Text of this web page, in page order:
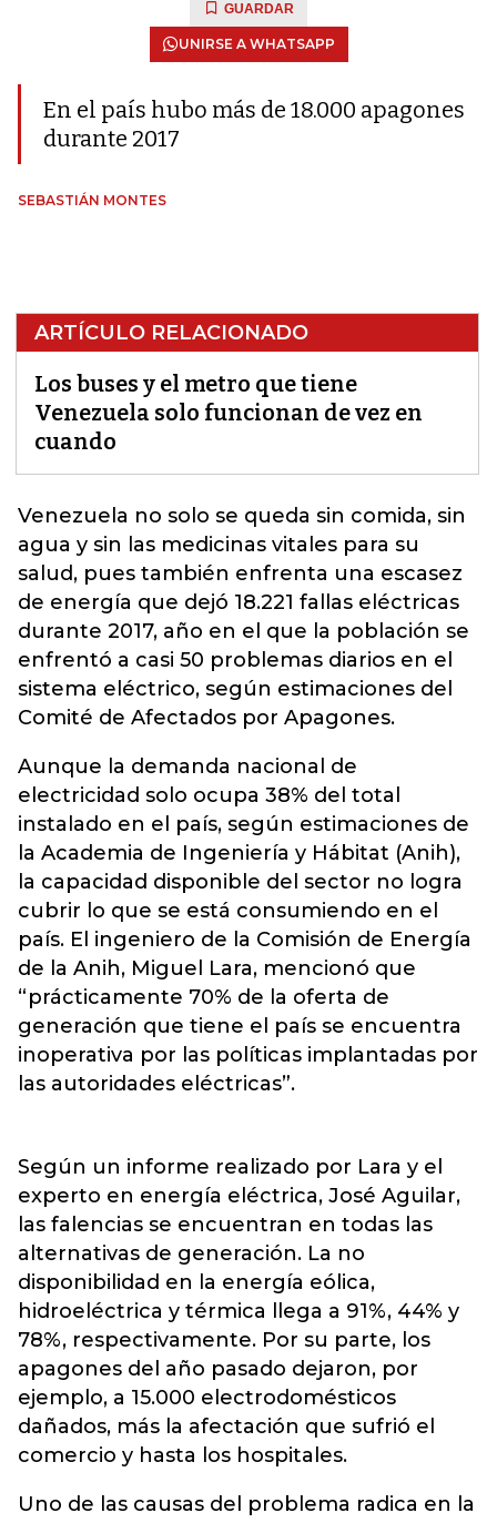
GUARDAR
UNIRSE A WHATSAPP
En el país hubo más de 18.000 apagones
durante 2017
SEBASTIÁN MONTES
ARTÍCULO RELACIONADO
Los buses y el metro que tiene
Venezuela solo funcionan de vez en
cuando
Venezuela no solo se queda sin comida, sin
agua y sin las medicinas vitales para su
salud, pues también enfrenta una escasez
de energía que dejó 18.221 fallas eléctricas
durante 2017, año en el que la población se
enfrentó a casi 50 problemas diarios en el
sistema eléctrico, según estimaciones del
Comité de Afectados por Apagones.
Aunque la demanda nacional de
electricidad solo ocupa 38% del total
instalado en el país, según estimaciones de
la Academia de Ingeniería y Hábitat (Anih),
la capacidad disponible del sector no logra
cubrir lo que se está consumiendo en el
país. El ingeniero de la Comisión de Energía
de la Anih, Miguel Lara, mencionó que
“prácticamente 70% de la oferta de
generación que tiene el país se encuentra
inoperativa por las políticas implantadas por
las autoridades eléctricas”.
Según un informe realizado por Lara y el
experto en energía eléctrica, José Aguilar,
las falencias se encuentran en todas las
alternativas de generación. La no
disponibilidad en la energía eólica,
hidroeléctrica y térmica llega a 91%, 44% y
78%, respectivamente. Por su parte, los
apagones del año pasado dejaron, por
ejemplo, a 15.000 electrodomésticos
dañados, más la afectación que sufrió el
comercio y hasta los hospitales.
Uno de las causas del problema radica en la